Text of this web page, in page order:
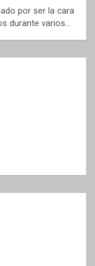
por ser la cara
durante varios…